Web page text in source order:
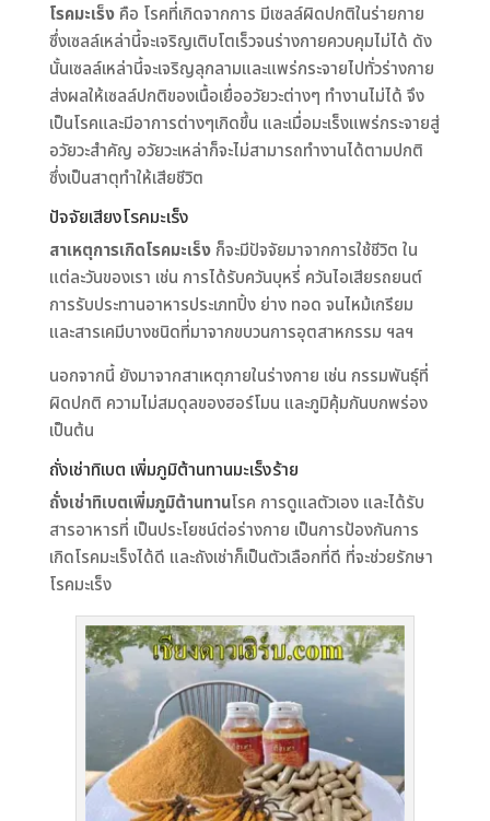
โรคมะเร็งคือ โรคที่เกิดจากการ มีเซลล์ผิดปกติในร่ายกาย
ซึ่งเซลล์เหล่านี้จะเจริญเติบโตเร็วจนร่างกายควบคุมไม่ได้ ดัง
นั้นเซลล์เหล่านี้จะเจริญลุกลามและแพร่กระจายไปทั่วร่างกาย
ส่งผลให้เซลล์ปกติของเนื้อเยื่ออวัยวะต่างๆ ทำงานไม่ได้ จึง
เป็นโรคและมีอาการต่างๆเกิดขึ้น และเมื่อมะเร็งแพร่กระจายสู่
อวัยวะสำคัญ อวัยวะเหล่าก็จะไม่สามารถทำงานได้ตามปกติ
ซึ่งเป็นสาตุทำให้เสียชีวิต
ปัจจัยเสียงโรคมะเร็ง
สาเหตุการเกิดโรคมะเร็งก็จะมีปัจจัยมาจากการใช้ชีวิต ใน
แต่ละวันของเรา เช่น การได้รับควันบุหรี่ ควันไอเสียรถยนต์
การรับประทานอาหารประเภทปิ้ง ย่าง ทอด จนไหม้เกรียม
และสารเคมีบางชนิดที่มาจากขบวนการอุตสาหกรรม ฯลฯ
นอกจากนี้ ยังมาจากสาเหตุภายในร่างกาย เช่น กรรมพันธุ์ที่
ผิดปกติ ความไม่สมดุลของฮอร์โมน และภูมิคุ้มกันบกพร่อง
เป็นต้น
ถั่งเช่าทิเบต เพิ่มภูมิต้านทานมะเร็งร้าย
ถั่งเช่าทิเบตเพิ่มภูมิต้านทานโรค การดูแลตัวเอง และได้รับ
สารอาหารที่ เป็นประโยชน์ต่อร่างกาย เป็นการป้องกันการ
เกิดโรคมะเร็งได้ดี และถังเช่าก็เป็นตัวเลือกที่ดี ที่จะช่วยรักษา
โรคมะเร็ง